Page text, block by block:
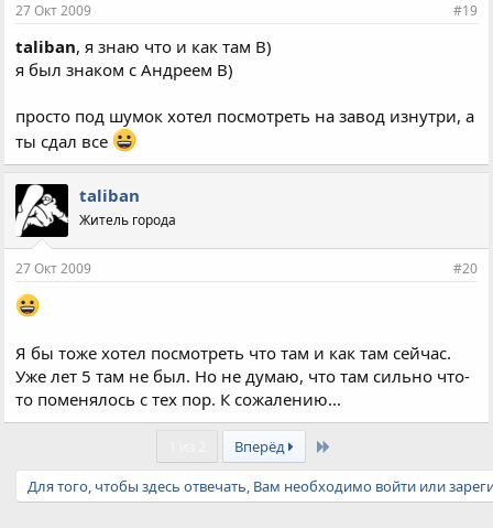
27 Окт 2009 #19
taliban, я знаю что и как там B)
я был знаком с Андреем B)
просто под шумок хотел посмотреть на завод изнутри, а
ты сдал все
taliban
Житель города
27 Окт 2009 #20
Я бы тоже хотел посмотреть что там и как там сейчас.
Уже лет 5 там не был. Но не думаю, что там сильно что-
то поменялось с тех пор. К сожалению...
Вперёд Last
Для того, чтобы здесь отвечать, Вам необходимо войти или